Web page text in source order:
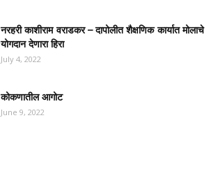
नरहरी काशीराम वराडकर – दापोलीत शैक्षणिक कार्यात मोलाचे
योगदान देणारा हिरा
July 4, 2022
कोकणातील आगोट
June 9, 2022